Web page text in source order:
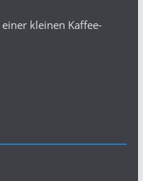
kleinen Kaffee-